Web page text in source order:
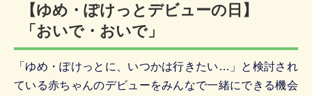
【ゆめ・ぽけっとデビューの日】
「おいで・おいで」
「ゆめ・ぽけっとに、いつかは行きたい…」と検討され
ている赤ちゃんのデビューをみんなで一緒にできる機会